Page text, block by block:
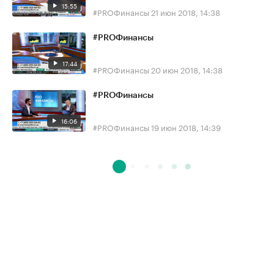
15:55 #PROФинансы 21 июн 2018, 14:38
17:44
#PROФинансы
#PROФинансы 20 июн 2018, 14:38
16:06
#PROФинансы
#PROФинансы 19 июн 2018, 14:39